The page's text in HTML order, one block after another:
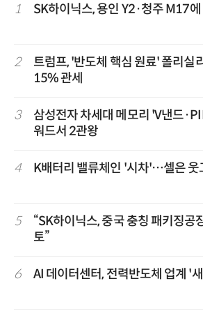
1 SK하이닉스, 용인 Y2·청주 M17
2
트럼프, '반도체 핵심 원료' 폴리실
15% 관세
3
삼성전자 차세대 메모리 'V낸드
워드서 2관왕
4 K배터리 밸류체인 '시차'…셀은 웃
5
“SK하이닉스, 중국 충칭 패키징공
토”
6 AI 데이터센터, 전력반도체 업계 '